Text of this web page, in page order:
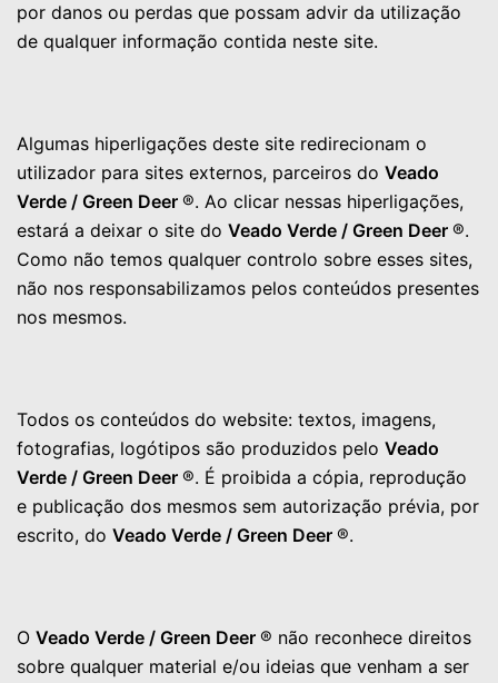
por danos ou perdas que possam advir da utilização
de qualquer informação contida neste site.
Algumas hiperligações deste site redirecionam o
utilizador para sites externos, parceiros do Veado
Verde / Green Deer ®. Ao clicar nessas hiperligações,
estará a deixar o site do Veado Verde / Green Deer ®.
Como não temos qualquer controlo sobre esses sites,
não nos responsabilizamos pelos conteúdos presentes
nos mesmos.
Todos os conteúdos do website: textos, imagens,
fotografias, logótipos são produzidos pelo Veado
Verde / Green Deer ®. É proibida a cópia, reprodução
e publicação dos mesmos sem autorização prévia, por
escrito, do Veado Verde / Green Deer ®.
O Veado Verde / Green Deer ® não reconhece direitos
sobre qualquer material e/ou ideias que venham a ser